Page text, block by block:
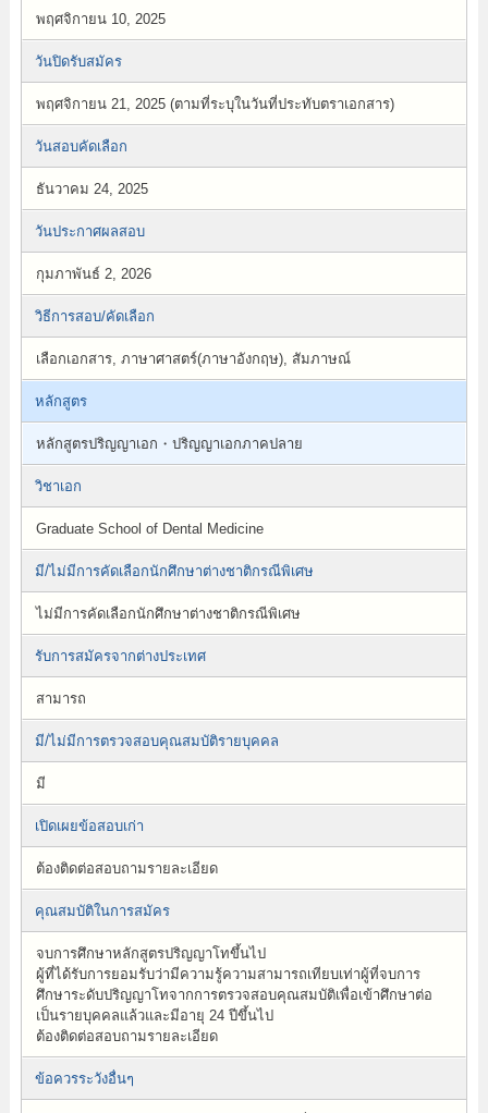
พฤศจิกายน 10, 2025
วันปิดรับสมัคร
พฤศจิกายน 21, 2025 (ตามที่ระบุในวันที่ประทับตราเอกสาร)
วันสอบคัดเลือก
ธันวาคม 24, 2025
วันประกาศผลสอบ
กุมภาพันธ์ 2, 2026
วิธีการสอบ/คัดเลือก
เลือกเอกสาร, ภาษาศาสตร์(ภาษาอังกฤษ), สัมภาษณ์
หลักสูตร
หลักสูตรปริญญาเอก・ปริญญาเอกภาคปลาย
วิชาเอก
Graduate School of Dental Medicine
มี/ไม่มีการคัดเลือกนักศึกษาต่างชาติกรณีพิเศษ
ไม่มีการคัดเลือกนักศึกษาต่างชาติกรณีพิเศษ
รับการสมัครจากต่างประเทศ
สามารถ
มี/ไม่มีการตรวจสอบคุณสมบัติรายบุคคล
มี
เปิดเผยข้อสอบเก่า
ต้องติดต่อสอบถามรายละเอียด
คุณสมบัติในการสมัคร
จบการศึกษาหลักสูตรปริญญาโทขึ้นไป
ผู้ที่ได้รับการยอมรับว่ามีความรู้ความสามารถเทียบเท่าผู้ที่จบการ
ศึกษาระดับปริญญาโทจากการตรวจสอบคุณสมบัติเพื่อเข้าศึกษาต่อ
เป็นรายบุคคลแล้วและมีอายุ 24 ปีขึ้นไป
ต้องติดต่อสอบถามรายละเอียด
ข้อควรระวังอื่นๆ